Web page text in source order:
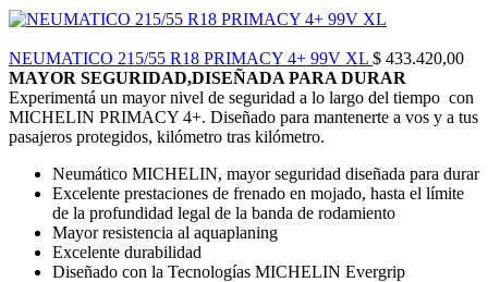
NEUMATICO 215/55 R18 PRIMACY 4+ 99V XL $ 433.420,00
MAYOR SEGURIDAD,DISEÑADA PARA DURAR
Experimentá un mayor nivel de seguridad a lo largo del tiempo con
MICHELIN PRIMACY 4+. Diseñado para mantenerte a vos y a tus
pasajeros protegidos, kilómetro tras kilómetro.
Neumático MICHELIN, mayor seguridad diseñada para durar
Excelente prestaciones de frenado en mojado, hasta el límite
de la profundidad legal de la banda de rodamiento
Mayor resistencia al aquaplaning
Excelente durabilidad
Diseñado con la Tecnologías MICHELIN Evergrip